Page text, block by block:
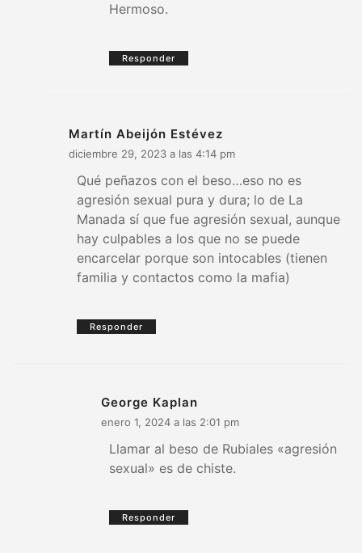
Hermoso.
Responder
Martín Abeijón Estévez
diciembre 29, 2023 a las 4:14 pm
Qué peñazos con el beso…eso no es
agresión sexual pura y dura; lo de La
Manada sí que fue agresión sexual, aunque
hay culpables a los que no se puede
encarcelar porque son intocables (tienen
familia y contactos como la mafia)
Responder
George Kaplan
enero 1, 2024 a las 2:01 pm
Llamar al beso de Rubiales «agresión
sexual» es de chiste.
Responder